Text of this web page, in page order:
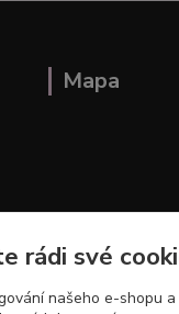
Mapa
rádi své
našeho e-shopu